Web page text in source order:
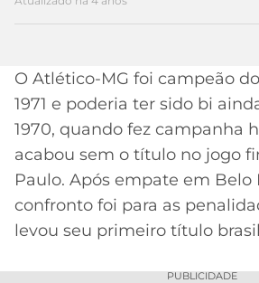
CÓDIGO
CÓDIGO
DE
INDICAÇÃO
BET365
CÓDIGO
BETANO
TIME
CORINTHIANS
SÃO
PAULO
SANTOS
A
LIBERTADORES
COPA
DO
BRASIL
PREMIER
MERCADO
DA
BOLA
PALPITES
O Atlético-MG foi campeão
1971 e poderia ter sido bi
1970, quando fez campanha
acabou sem o título no jogo
Paulo. Após empate em Belo
confronto foi para as
levou seu primeiro título
PUBLICIDADE